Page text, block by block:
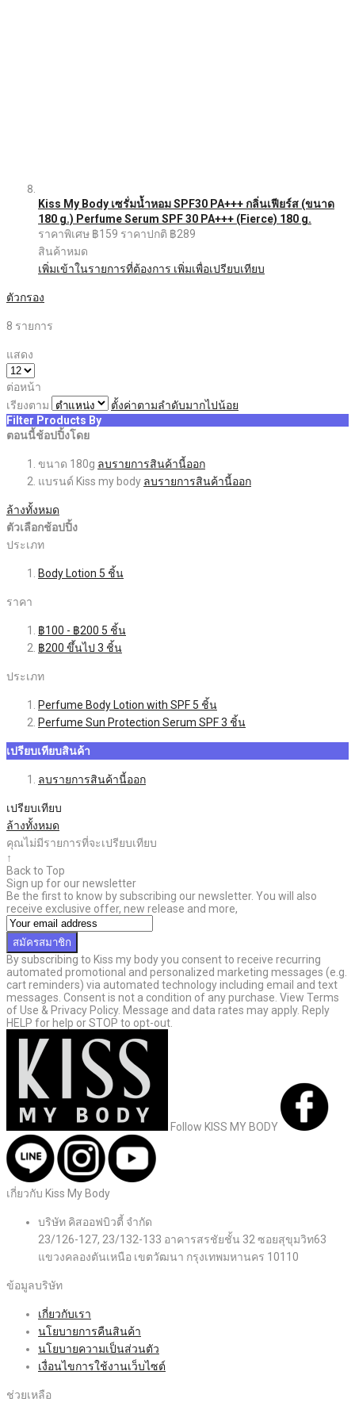
Kiss My Body เซรั่มน้ำหอม SPF30 PA+++ กลิ่นเฟียร์ส (ขนาด
180 g.) Perfume Serum SPF 30 PA+++ (Fierce) 180 g.
ราคาพิเศษ ฿159 ราคาปกติ ฿289
สินค้าหมด
เพิ่มเข้าในรายการที่ต้องการ เพิ่มเพื่อเปรียบเทียบ
ตัวกรอง
8 รายการ
แสดง
ต่อหน้า
เรียงตาม
ตั้งค่าตามลำดับมากไปน้อย
Filter Products By
ตอนนี้ช้อปปิ้งโดย
ขนาด 180g ลบรายการสินค้านี้ออก
แบรนด์ Kiss my body ลบรายการสินค้านี้ออก
ล้างทั้งหมด
ตัวเลือกช้อปปิ้ง
ประเภท
Body Lotion 5 ชิ้น
ราคา
฿100 - ฿200 5 ชิ้น
฿200 ขึ้นไป 3 ชิ้น
ประเภท
Perfume Body Lotion with SPF 5 ชิ้น
Perfume Sun Protection Serum SPF3 ชิ้น
เปรียบเทียบสินค้า
ลบรายการสินค้านี้ออก
เปรียบเทียบ
ล้างทั้งหมด
คุณไม่มีรายการที่จะเปรียบเทียบ
↑
Back to Top
Sign up for our newsletter
Be the first to know by subscribing our newsletter. You will also
receive exclusive offer, new release and more,
สมัครสมาชิก
By subscribing to Kiss my body you consent to receive recurring
automated promotional and personalized marketing messages (e.g.
cart reminders) via automated technology including email and text
messages. Consent is not a condition of any purchase. View Terms
of Use & Privacy Policy. Message and data rates may apply. Reply
HELP for help or STOP to opt-out.
Follow KISS MY BODY
เกี่ยวกับ Kiss My Body
บริษัท คิสออฟบิวตี้ จำกัด
23/126-127, 23/132-133 อาคารสรชัยชั้น 32 ซอยสุขุมวิท63
แขวงคลองตันเหนือ เขตวัฒนา กรุงเทพมหานคร 10110
ข้อมูลบริษัท
เกี่ยวกับเรา
นโยบายการคืนสินค้า
นโยบายความเป็นส่วนตัว
เงื่อนไขการใช้งานเว็บไซต์
ช่วยเหลือ